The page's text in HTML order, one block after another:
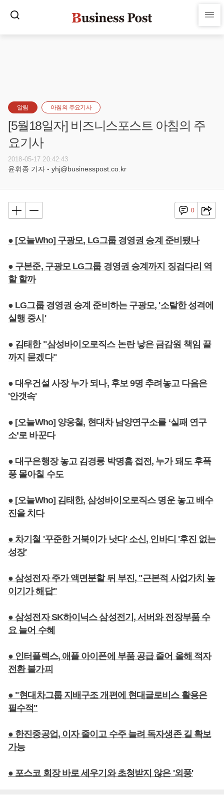
알림 아침의 주요기사
[5월18일자] 비즈니스포스트 아침의 주
요기사
2018-05-17 20:42:43
윤휘종 기자 - yhj@businesspost.co.kr
0
● [오늘Who] 구광모, LG그룹 경영권 승계 준비됐나
● 구본준, 구광모 LG그룹 경영권 승계까지 징검다리 역
할 할까
● LG그룹 경영권 승계 준비하는 구광모, '소탈한 성격에
실행 중시'
● 김태한 "삼성바이오로직스 논란 낳은 금감원 책임 끝
까지 묻겠다"
● 대우건설 사장 누가 되나, 후보 9명 추려놓고 다음은
'안갯속'
● [오늘Who] 양웅철, 현대차 남양연구소를 ‘실패 연구
소’로 바꾼다
● 대구은행장 놓고 김경룡 박명흠 접전, 누가 돼도 후폭
풍 몰아칠 수도
● [오늘Who] 김태한, 삼성바이오로직스 명운 놓고 배수
진을 치다
● 차기철 '꾸준한 거북이가 낫다' 소신, 인바디 '후진 없는
성장'
● 삼성전자 주가 액면분할 뒤 부진, "근본적 사업가치 높
이기가 해답"
● 삼성전자 SK하이닉스 삼성전기, 서버와 전장부품 수
요 늘어 수혜
● 인터플렉스, 애플 아이폰에 부품 공급 줄어 올해 적자
전환 불가피
● "현대차그룹 지배구조 개편에 현대글로비스 활용은
필수적"
● 한진중공업, 이자 줄이고 수주 늘려 독자생존 길 확보
가능
● 포스코 회장 바로 세우기와 초청받지 않은 '외풍'